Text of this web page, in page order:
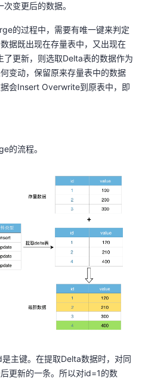
变更后的数据。
的过程中，需要有唯一键来判定
据既出现在存量表中，又出现在
更新，则选取Delta表的数据作为
变动，保留原来存量表中的数据
会Insert Overwrite到原表中，即
的流程。
主键。在提取Delta数据时，对同
更新的一条。所以对id=1的数